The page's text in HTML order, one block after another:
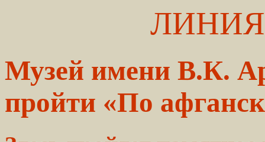
Музей имени В.К.
пройти «По